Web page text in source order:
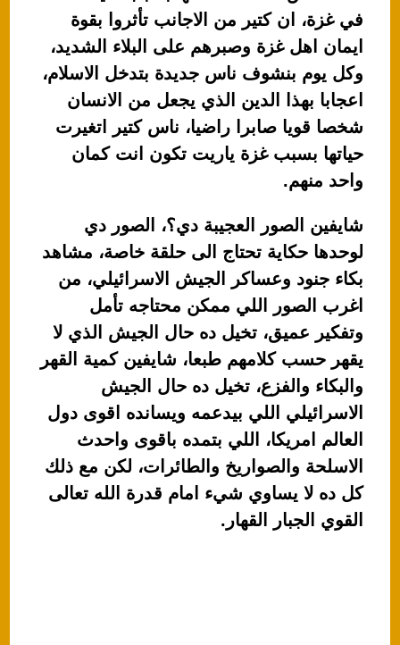
في غزة، ان كتير من الاجانب تأثروا بقوة
ايمان اهل غزة وصبرهم على البلاء الشديد،
وكل يوم بنشوف ناس جديدة بتدخل الاسلام،
اعجابا بهذا الدين الذي يجعل من الانسان
شخصا قويا صابرا راضيا، ناس كتير اتغيرت
حياتها بسبب غزة ياريت تكون انت كمان
واحد منهم.
شايفين الصور العجيبة دي؟، الصور دي
لوحدها حكاية تحتاج الى حلقة خاصة، مشاهد
بكاء جنود وعساكر الجيش الاسرائيلي، من
اغرب الصور اللي ممكن محتاجه تأمل
وتفكير عميق، تخيل ده حال الجيش الذي لا
يقهر حسب كلامهم طبعا، شايفين كمية القهر
والبكاء والفزع، تخيل ده حال الجيش
الاسرائيلي اللي بيدعمه ويسانده اقوى دول
العالم امريكا، اللي بتمده باقوى واحدث
الاسلحة والصواريخ والطائرات، لكن مع ذلك
كل ده لا يساوي شيء امام قدرة الله تعالى
القوي الجبار القهار.